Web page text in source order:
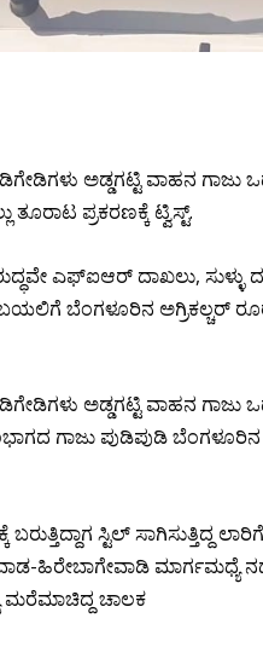
ಅಡ್ಡಗಟ್ಟಿ ವಾಹನ ಗಾಜು
ಪ್ರಕರಣಕ್ಕೆ ಟ್ವಿಸ್ಟ್.
ಎಫ್ಐಆರ್ ದಾಖಲು,
ಬಯಲಿಗೆ ಬೆಂಗಳೂರಿನ ಅಗ್ರಿಕಲ್ಚರ್
ಅಡ್ಡಗಟ್ಟಿ ವಾಹನ ಗಾಜು
ಗಾಜು ಪುಡಿಪುಡಿ ಬೆಂಗಳೂರಿನ
ಸ್ಟಿಲ್ ಸಾಗಿಸುತ್ತಿದ್ದ
ಹಿರೇಬಾಗೇವಾಡಿ ಮಾರ್ಗಮಧ್ಯೆ
ಮರೆಮಾಚಿದ್ದ ಚಾಲಕ